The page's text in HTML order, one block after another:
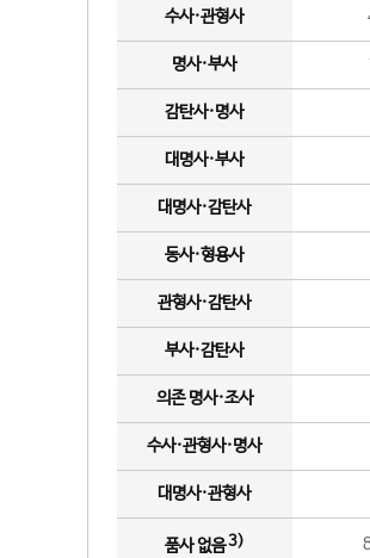
수사·관형사
명사·부사
감탄사·명사
대명사·부사
대명사·감탄사
동사·형용사
관형사·감탄사
부사·감탄사
의존 명사·조사
수사·관형사·명사
대명사·관형사
품사 없음3)